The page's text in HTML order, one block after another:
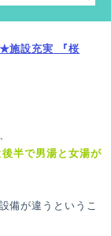
施設充実 『桜
後半で男湯と女湯が
備が違うというこ